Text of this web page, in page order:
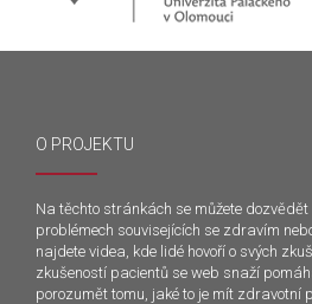
O PROJEKTU
Na těchto stránkách se můžete
problémech souvisejících se zdravím
najdete videa, kde lidé hovoří o svých
zkušeností pacientů se web snaží
porozumět tomu, jaké to je mít zdravotní